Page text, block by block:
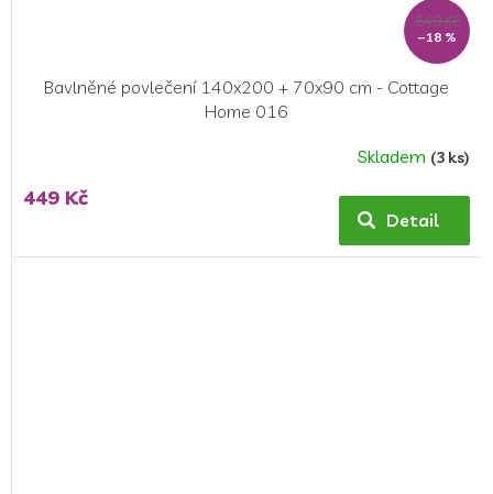
549 Kč
–18 %
Bavlněné povlečení 140x200 + 70x90 cm - Cottage
Home 016
hodnocení
produktu
5,0
Skladem (3 ks)
449 Kč
Detail